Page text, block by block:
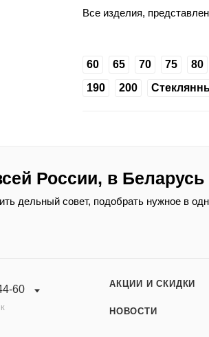
Все изделия,
60 65 70 75 80
190
200
России, в Беларусь
дельный совет, подобрать нужное в
60 АКЦИИ И СКИДКИ
НОВОСТИ